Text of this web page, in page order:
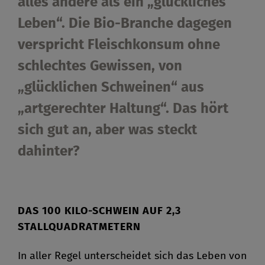
Leben“. Die Bio-Branche dagegen
verspricht Fleischkonsum ohne
schlechtes Gewissen, von
„glücklichen Schweinen“ aus
„artgerechter Haltung“. Das hört
sich gut an, aber was steckt
dahinter?
DAS 100 KILO-SCHWEIN AUF 2,3
STALLQUADRATMETERN
In aller Regel unterscheidet sich das Leben von